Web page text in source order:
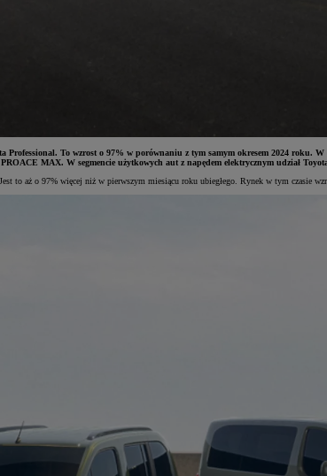
Professional. To wzrost o 97% w porównaniu z tym samym okresem 2024 roku.
MAX. W segmencie użytkowych aut z napędem elektrycznym udział
to aż o 97% więcej niż w pierwszym miesiącu roku ubiegłego. Rynek w tym czasie